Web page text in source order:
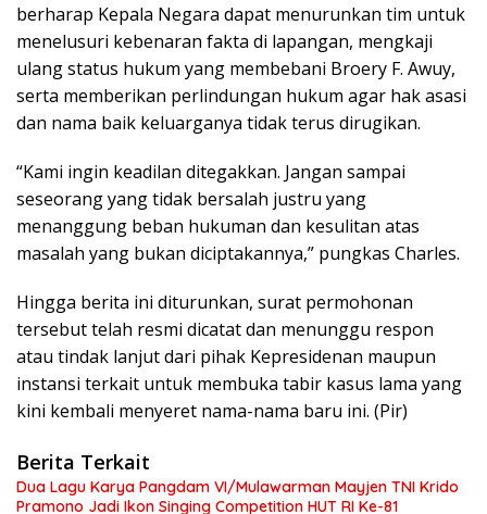
berharap Kepala Negara dapat menurunkan tim untuk
menelusuri kebenaran fakta di lapangan, mengkaji
ulang status hukum yang membebani Broery F. Awuy,
serta memberikan perlindungan hukum agar hak asasi
dan nama baik keluarganya tidak terus dirugikan.
“Kami ingin keadilan ditegakkan. Jangan sampai
seseorang yang tidak bersalah justru yang
menanggung beban hukuman dan kesulitan atas
masalah yang bukan diciptakannya,” pungkas Charles.
Hingga berita ini diturunkan, surat permohonan
tersebut telah resmi dicatat dan menunggu respon
atau tindak lanjut dari pihak Kepresidenan maupun
instansi terkait untuk membuka tabir kasus lama yang
kini kembali menyeret nama-nama baru ini. (Pir)
Berita Terkait
Dua Lagu Karya Pangdam VI/Mulawarman Mayjen TNI Krido
Pramono Jadi Ikon Singing Competition HUT RI Ke-81